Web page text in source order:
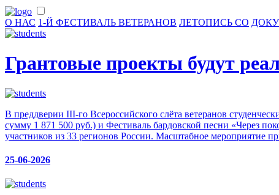
О НАС 1-Й ФЕСТИВАЛЬ ВЕТЕРАНОВ ЛЕТОПИСЬ СО
Грантовые проекты будут
В преддверии III-го Всероссийского слёта ветеранов
сумму 1 871 500 руб.) и Фестиваль бардовской песни «Через
участников из 33 регионов России. Масштабное мероприятие
25-06-2026